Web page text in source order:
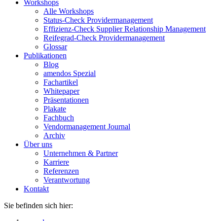
Workshops
Alle Workshops
Status-Check Providermanagement
Effizienz-Check Supplier Relationship Management
Reifegrad-Check Providermanagement
Glossar
Publikationen
Blog
amendos Spezial
Fachartikel
Whitepaper
Präsentationen
Plakate
Fachbuch
Vendormanagement Journal
Archiv
Über uns
Unternehmen & Partner
Karriere
Referenzen
Verantwortung
Kontakt
Sie befinden sich hier: